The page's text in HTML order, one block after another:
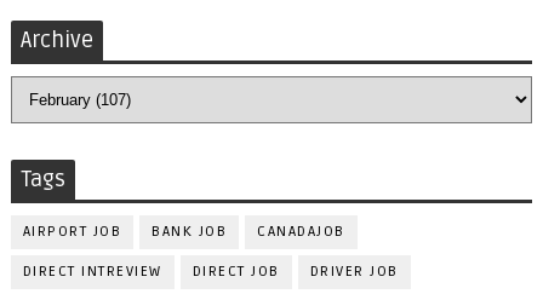
Archive
Tags
AIRPORT JOB BANK JOB CANADAJOB
DIRECT INTREVIEW DIRECT JOB DRIVER JOB